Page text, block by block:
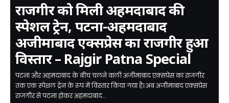
राजगीर को मिली अहमदाबाद की
स्पेशल ट्रेन, पटना-अहमदाबाद
अजीमाबाद एक्सप्रेस का राजगीर हुआ
विस्तार – Rajgir Patna Special
पटना और अहमदाबाद के बीच चलने वाली अजीमाबाद एक्सप्रेस का राजगीर
तक एक स्पेशल ट्रेन के रूप में विस्तार किया गया है। अब अजीमाबाद एक्सप्रेस
राजगीर से पटना होकर अहमदाबाद…